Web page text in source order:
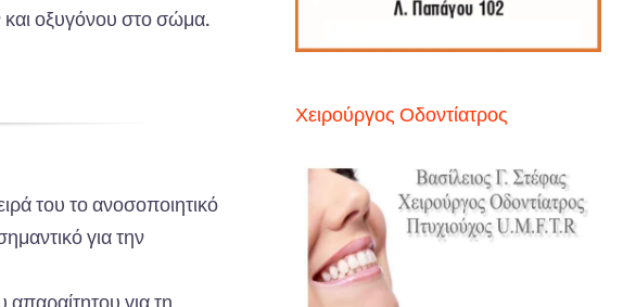
και οξυγόνου στο σώμα.
του το ανοσοποιητικό
για την
Χειρούργος Οδοντίατρος